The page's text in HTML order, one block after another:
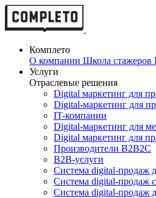
Комплето
О компании Школа стажеров
Услуги
Отраслевые решения
Digital маркетинг для
Digital-маркетинг для
IT-компании
Digital-маркетинг для
Digital маркетинг для
Производители B2B2C
B2B-услуги
Cистема digital-продаж
Система digital-продаж
Система digital-продаж